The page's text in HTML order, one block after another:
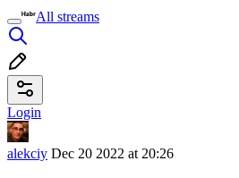
All streams
Login
alekciy Dec 20 2022 at 20:26